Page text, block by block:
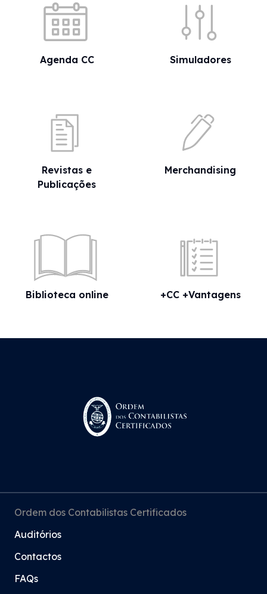
Agenda CC Simuladores
Revistas e
Publicações
Merchandising
Biblioteca online +CC +Vantagens
Ordem dos Contabilistas Certificados
Auditórios
Contactos
FAQs